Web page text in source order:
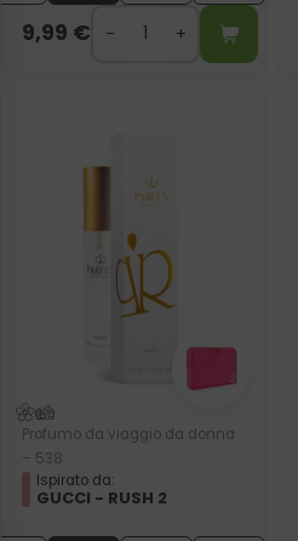
9,99 €
Profumo da viaggio da donna
– 538
Ispirato da:
GUCCI - RUSH 2